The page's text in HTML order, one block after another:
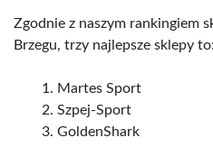
Zgodnie z naszym rankingiem
Brzegu, trzy najlepsze sklepy to:
Martes Sport
Szpej-Sport
GoldenShark